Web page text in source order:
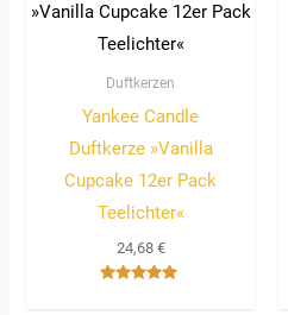
Duftkerzen
Yankee Candle
Duftkerze »Vanilla
Cupcake 12er Pack
Teelichter«
24,68 €